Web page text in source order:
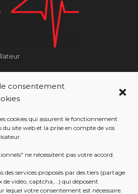
consentement
cookies qui assurent le fonctionnement
du site web et la prise en compte de vos
ne nécessitent pas votre accord.
des services proposés par des tiers (partage
de vidéo, captcha,...) qui déposent
lequel votre consentement est nécessaire.